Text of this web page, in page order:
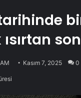
Kasım 7, 2025 0